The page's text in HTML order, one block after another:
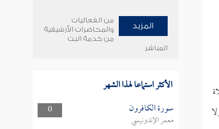
المزيد
من الفعاليات
والمحاضرات الأرشيفية
من خدمة البث
المباشر
الأكثر استماعا لهذا الشهر
0 سورة الكافرون
معمر الإندونيسي